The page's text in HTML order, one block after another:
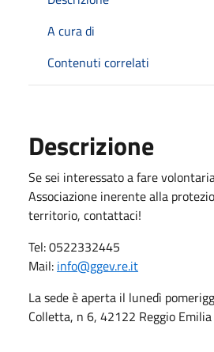
A cura di
Contenuti correlati
Descrizione
Se sei interessato a fare
Associazione inerente alla
territorio, contattaci!
Tel: 0522332445
Mail: info@ggev.re.it
La sede è aperta il lunedì
Colletta, n 6, 42122 Reggio Emilia